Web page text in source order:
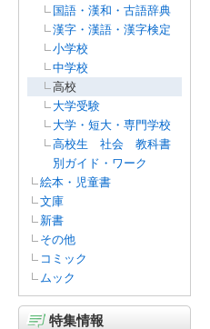
国語・漢和・古語辞典
漢字・漢語・漢字検定
小学校
中学校
高校
大学受験
大学・短大・専門学校
高校生 社会 教科書
別ガイド・ワーク
絵本・児童書
文庫
新書
その他
コミック
ムック
特集情報